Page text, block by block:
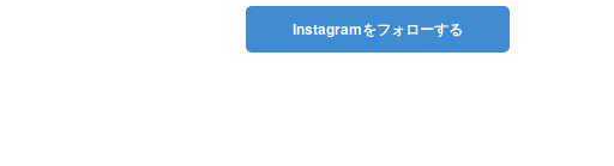
Instagramをフォローする